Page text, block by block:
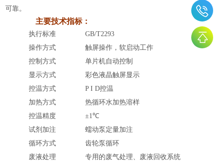
可靠。
主要技术指标：
执行标准
GB/T2293
操作方式
触屏操作，软启动工作
控制方式
单片机自动控制
显示方式
彩色液晶触屏显示
控温方式
P I D控温
加热方式
热循环水加热溶样
控温精度
±1℃
试剂加注
蠕动泵定量加注
循环方式
齿轮泵循环
废液处理
专用的废气处理、废液回收系统